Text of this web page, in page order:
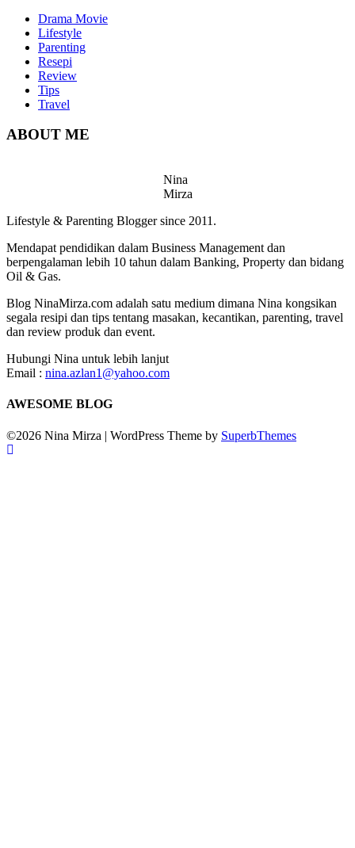
Drama Movie
Lifestyle
Parenting
Resepi
Review
Tips
Travel
ABOUT ME
Nina
Mirza
Lifestyle & Parenting Blogger since 2011.
Mendapat pendidikan dalam Business Management dan
berpengalaman lebih 10 tahun dalam Banking, Property dan bidang
Oil & Gas.
Blog NinaMirza.com adalah satu medium dimana Nina kongsikan
segala resipi dan tips tentang masakan, kecantikan, parenting, travel
dan review produk dan event.
Hubungi Nina untuk lebih lanjut
Email : nina.azlan1@yahoo.com
AWESOME BLOG
©2026 Nina Mirza | WordPress Theme by SuperbThemes